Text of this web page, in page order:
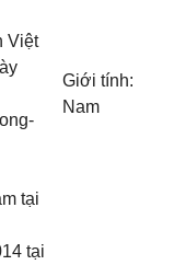
Việt
tại
Giới tính:
Nam
tại